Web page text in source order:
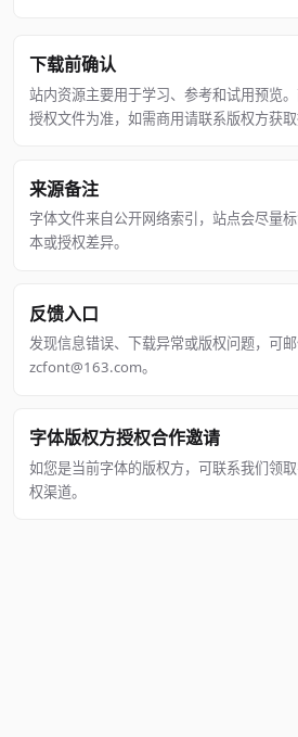
下载前确认
站内资源主要用于学习、参考和试用预览
授权文件为准，如需商用请联系版权方获取
来源备注
字体文件来自公开网络索引，站点会尽量
本或授权差异。
反馈入口
发现信息错误、下载异常或版权问题，可
zcfont@163.com。
字体版权方授权合作邀请
如您是当前字体的版权方，可联系我们领
权渠道。